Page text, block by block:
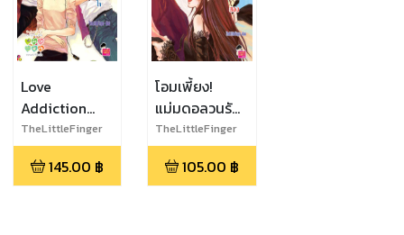
Love
Addiction
เลือกติดรักให้
ตรงใจ
TheLittleFinger
145.00 ฿
โอมเพี้ยง!
แม่มดอลวนรัก
ยกกำลังสอง
TheLittleFinger
105.00 ฿